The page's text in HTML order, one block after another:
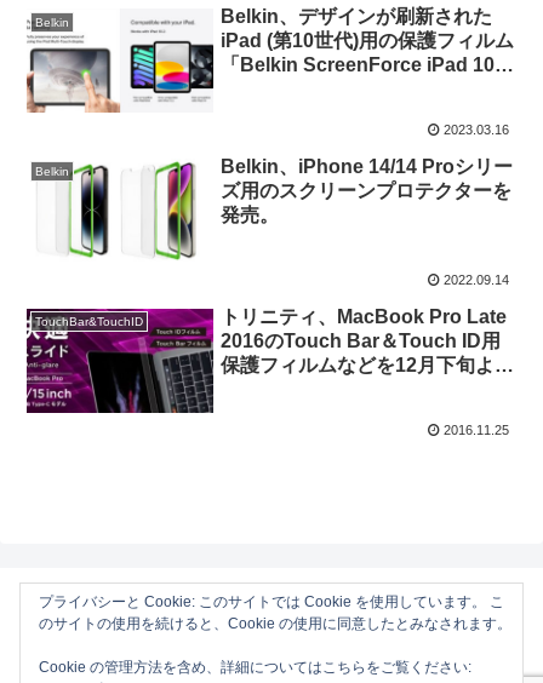
Belkin
Belkin、デザインが刷新された
iPad (第10世代)用の保護フィルム
「Belkin ScreenForce iPad 10th
2023.03.16
Belkin
Belkin、iPhone 14/14 Proシリー
ズ用のスクリーンプロテクターを
発売。
2022.09.14
TouchBar&TouchID
トリニティ、MacBook Pro Late
2016のTouch Bar＆Touch ID用
保護フィルムなどを12月下旬より
2016.11.25
AAPL Ch.
ホーム Mac
プライバシーと Cookie: このサイトでは Cookie を使用しています。 こ
のサイトの使用を続けると、Cookie の使用に同意したとみなされます。
Cookie の管理方法を含め、詳細についてはこちらをご覧ください: